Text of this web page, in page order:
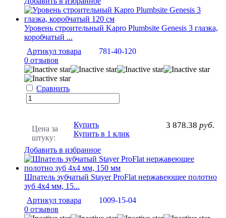
Уровень строительный Kapro Plumbsite Genesis 3 глазка,
коробчатый ...
Артикул товара
781-40-120
0 отзывов
Сравнить
Цена за
штуку:
3 878.38 руб.
Купить
Купить в 1 клик
Добавить в избранное
Шпатель зубчатый Stayer ProFlat нержавеющее полотно
зуб 4х4 мм, 15...
Артикул товара
1009-15-04
0 отзывов